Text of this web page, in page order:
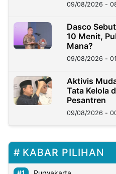
09/08/2026 -
Dasco
10 Menit,
Mana?
09/08/2026 -
Aktivis
Tata Kelola
Pesantren
09/08/2026 -
KABAR PILIHAN